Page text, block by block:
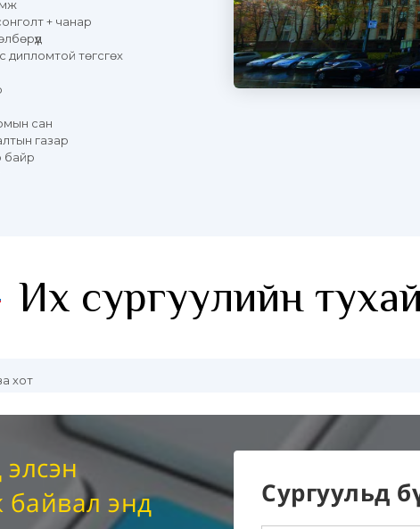
элсэн
байвал энд
Сургуульд